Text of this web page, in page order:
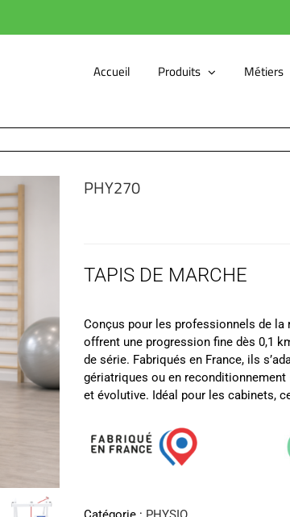
Accueil Produits Métiers
PHY270
TAPIS DE MARCHE
Conçus pour les professionnels de la
offrent une progression fine dès 0,1
de série. Fabriqués en France, ils
gériatriques ou en
et évolutive. Idéal pour les cabinets,